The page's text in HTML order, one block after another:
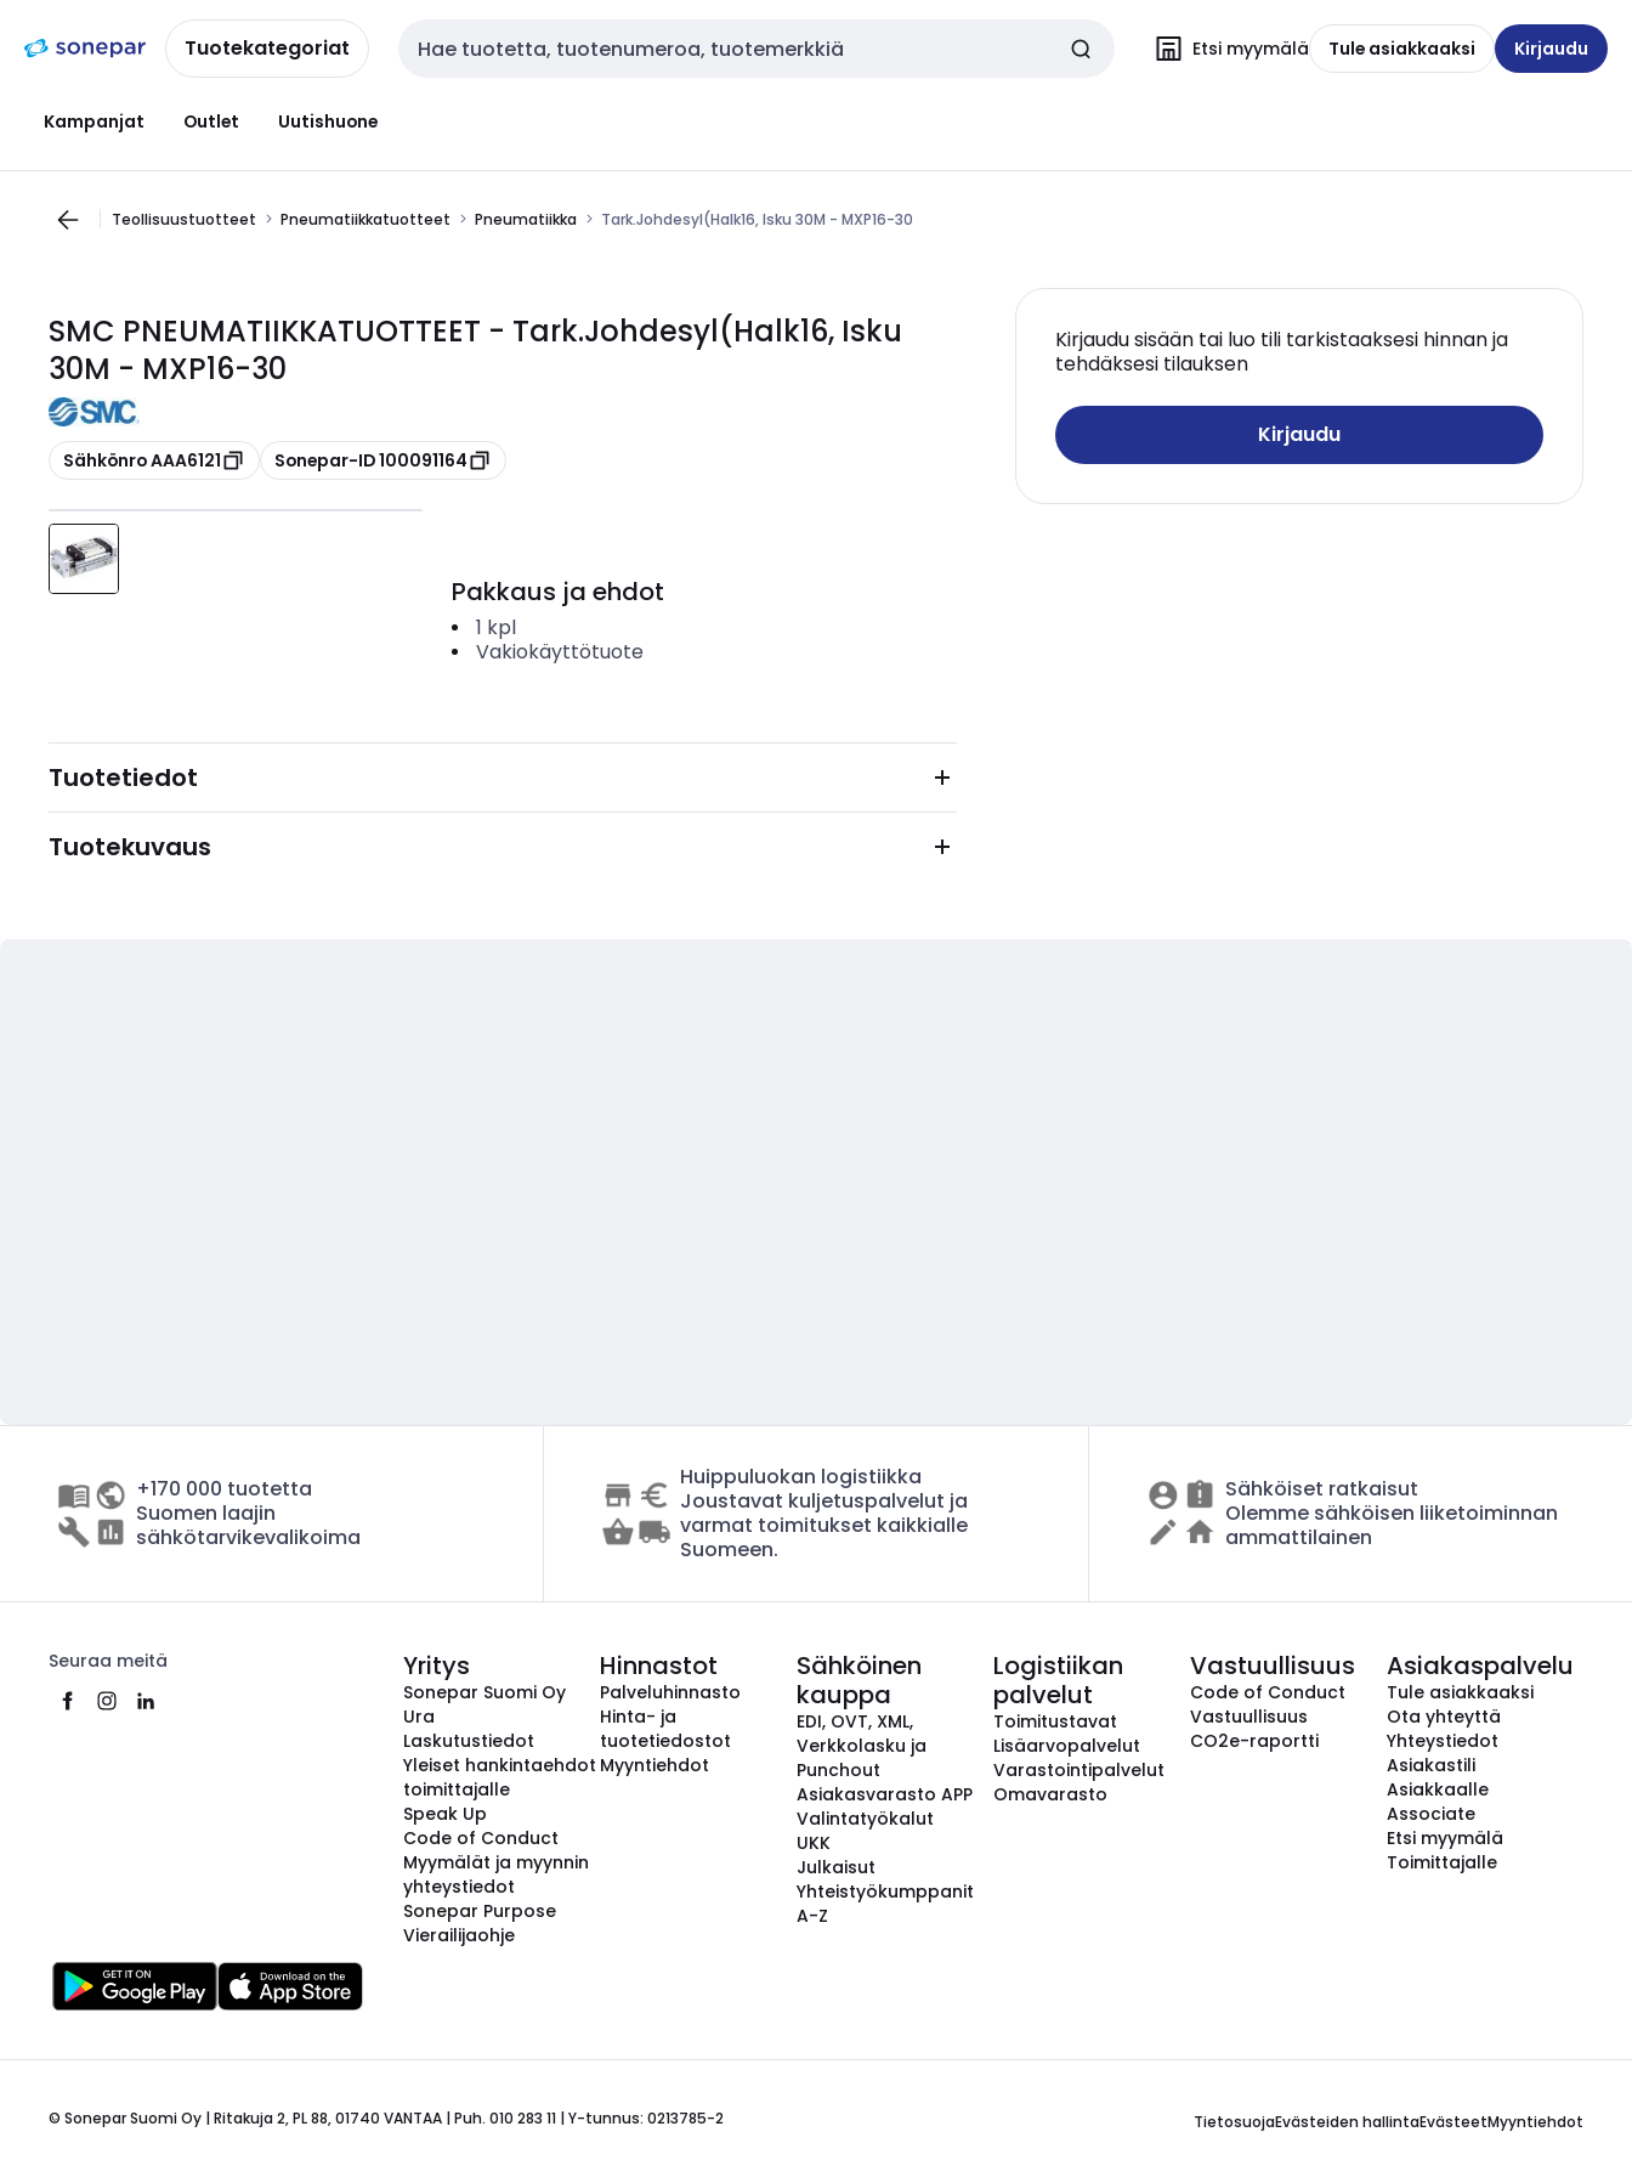
navigointiinsisältöönTuotekategoriat Haku Etsi myymälä Tule asiakkaaksi Kirjaudu
Kampanjat Outlet Uutishuone
Teollisuustuotteet Pneumatiikkatuotteet Pneumatiikka Tark.Johdesyl(Halk16, Isku 30M - MXP16-30
SMC PNEUMATIIKKATUOTTEET - Tark.Johdesyl(Halk16, Isku
30M - MXP16-30
Kopioi
Sähkönro AAA6121 Kopioi
Sonepar-ID 100091164
Kirjaudu sisään tai luo tili tarkistaaksesi hinnan ja
tehdäksesi tilauksen
Kirjaudu
Pakkaus ja ehdot
1 kpl
Vakiokäyttötuote
Tuotetiedot
Tuotekuvaus
+170 000 tuotetta
Suomen laajin
sähkötarvikevalikoima
Huippuluokan logistiikka
Joustavat kuljetuspalvelut ja
varmat toimitukset kaikkialle
Suomeen.
Sähköiset ratkaisut
Olemme sähköisen liiketoiminnan
ammattilainen
Seuraa meitä Yritys
Sonepar Suomi Oy
Ura
Laskutustiedot
Yleiset hankintaehdot
toimittajalle
Speak Up
Code of Conduct
Myymälät ja myynnin
yhteystiedot
Sonepar Purpose
Vierailijaohje
Hinnastot
Palveluhinnasto
Hinta- ja
tuotetiedostot
Myyntiehdot
Sähköinen
kauppa
EDI, OVT, XML,
Verkkolasku ja
Punchout
Asiakasvarasto APP
Valintatyökalut
UKK
Julkaisut
Yhteistyökumppanit
A-Z
Logistiikan
palvelut
Toimitustavat
Lisäarvopalvelut
Varastointipalvelut
Omavarasto
Vastuullisuus
Code of Conduct
Vastuullisuus
CO2e-raportti
Asiakaspalvelu
Tule asiakkaaksi
Ota yhteyttä
Yhteystiedot
Asiakastili
Asiakkaalle
Associate
Etsi myymälä
Toimittajalle
© Sonepar Suomi Oy | Ritakuja 2, PL 88, 01740 VANTAA | Puh. 010 283 11 | Y-tunnus: 0213785-2 TietosuojaEvästeiden hallintaEvästeetMyyntiehdot